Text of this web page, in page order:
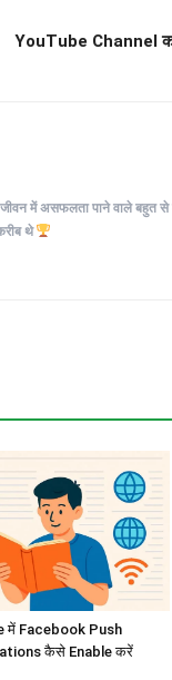
YouTube Channel
में असफलता पाने वाले बहुत से
थे
में Facebook Push
कैसे Enable करें